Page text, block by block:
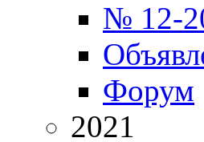
№ 12-
Форум
2021